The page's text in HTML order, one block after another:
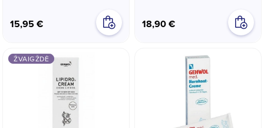
15,95 € 18,90 €
ŽVAIGŽDĖ